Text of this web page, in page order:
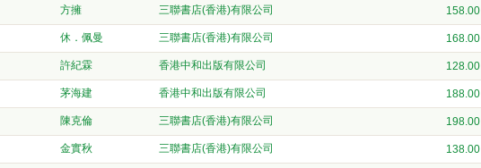
方擁 三聯書店(香港)有限公司 158.00
休．佩曼 三聯書店(香港)有限公司 168.00
許紀霖 香港中和出版有限公司 128.00
茅海建 香港中和出版有限公司 188.00
陳克倫 三聯書店(香港)有限公司 198.00
金實秋 三聯書店(香港)有限公司 138.00